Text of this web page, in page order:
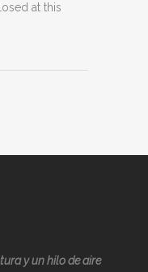
at this
y un hilo de aire